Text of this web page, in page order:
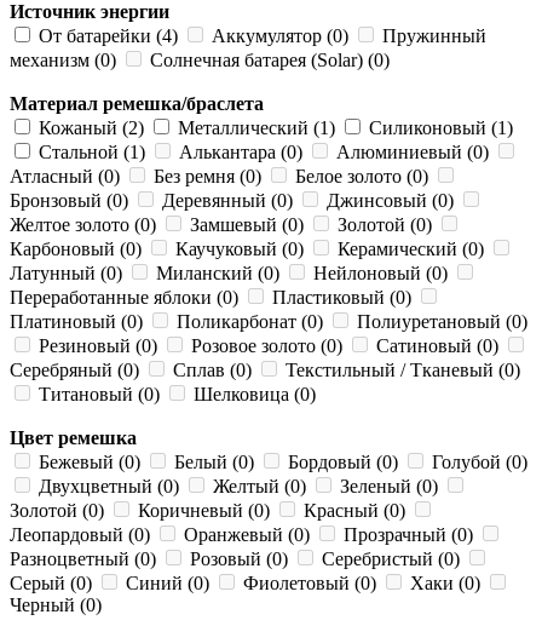
Источник энергии
От батарейки (4)
Аккумулятор (0)
Пружинный
механизм (0)
Солнечная батарея (Solar) (0)
Материал ремешка/браслета
Кожаный (2)
Металлический (1)
Силиконовый (1)
Стальной (1)
Алькантара (0)
Алюминиевый (0)
Атласный (0)
Без ремня (0)
Белое золото (0)
Бронзовый (0)
Деревянный (0)
Джинсовый (0)
Желтое золото (0)
Замшевый (0)
Золотой (0)
Карбоновый (0)
Каучуковый (0)
Керамический (0)
Латунный (0)
Миланский (0)
Нейлоновый (0)
Переработанные яблоки (0)
Пластиковый (0)
Платиновый (0)
Поликарбонат (0)
Полиуретановый (0)
Резиновый (0)
Розовое золото (0)
Сатиновый (0)
Серебряный (0)
Сплав (0)
Текстильный / Тканевый (0)
Титановый (0)
Шелковица (0)
Цвет ремешка
Бежевый (0)
Белый (0) Бордовый (0)
Голубой (0)
Двухцветный (0)
Желтый (0)
Зеленый (0)
Золотой (0)
Коричневый (0)
Красный (0)
Леопардовый (0)
Оранжевый (0)
Прозрачный (0)
Разноцветный (0)
Розовый (0)
Серебристый (0)
Серый (0)
Синий (0) Фиолетовый (0)
Хаки (0)
Черный (0)